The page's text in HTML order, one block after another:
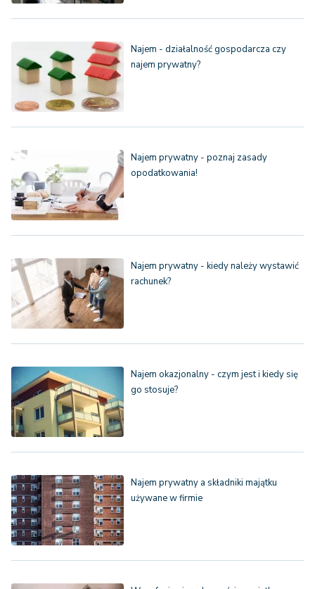
Najem - działalność gospodarcza czy
najem prywatny?
Najem prywatny - poznaj zasady
opodatkowania!
Najem prywatny - kiedy należy wystawić
rachunek?
Najem okazjonalny - czym jest i kiedy się
go stosuje?
Najem prywatny a składniki majątku
używane w firmie